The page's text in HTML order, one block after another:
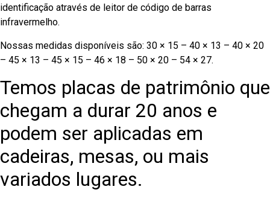
identificação através de leitor de código de barras
infravermelho.
Nossas medidas disponíveis são: 30 × 15 – 40 × 13 – 40 × 20
– 45 × 13 – 45 × 15 – 46 × 18 – 50 × 20 – 54 × 27.
Temos placas de patrimônio que
chegam a durar 20 anos e
podem ser aplicadas em
cadeiras, mesas, ou mais
variados lugares.